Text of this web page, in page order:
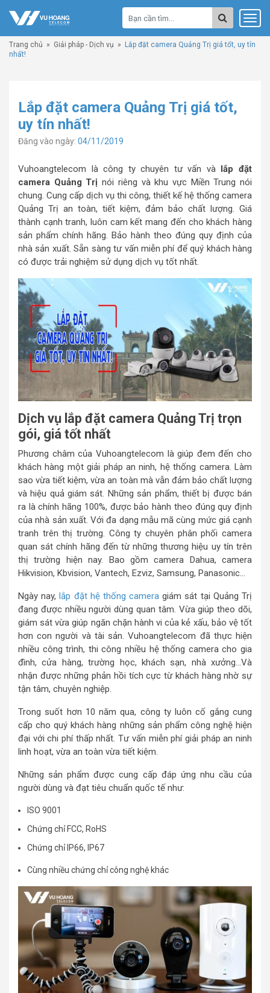
Trang chủ » Giải pháp - Dịch vụ »
Lắp đặt camera Quảng Trị giá tốt, uy tín
nhất!
Lắp đặt camera Quảng Trị giá tốt,
uy tín nhất!
Đăng vào ngày: 04/11/2019
Vuhoangtelecom là công ty chuyên tư vấn và lắp đặt
camera Quảng Trị nói riêng và khu vực Miền Trung nói
chung. Cung cấp dịch vụ thi công, thiết kế hệ thống camera
Quảng Trị an toàn, tiết kiệm, đảm bảo chất lượng. Giá
thành cạnh tranh, luôn cam kết mang đến cho khách hàng
sản phẩm chính hãng. Bảo hành theo đúng quy định của
nhà sản xuất. Sẵn sàng tư vấn miễn phí để quý khách hàng
có được trải nghiệm sử dụng dịch vụ tốt nhất.
Dịch vụ lắp đặt camera Quảng Trị trọn
gói, giá tốt nhất
Phương châm của Vuhoangtelecom là giúp đem đến cho
khách hàng một giải pháp an ninh, hệ thống camera. Làm
sao vừa tiết kiệm, vừa an toàn mà vẫn đảm bảo chất lượng
và hiệu quả giám sát. Những sản phẩm, thiết bị được bán
ra là chính hãng 100%, được bảo hành theo đúng quy định
của nhà sản xuất. Với đa dạng mẫu mã cùng mức giá cạnh
tranh trên thị trường. Công ty chuyên phân phối camera
quan sát chính hãng đến từ những thương hiệu uy tín trên
thị trường hiện nay. Bao gồm camera Dahua, camera
Hikvision, Kbvision, Vantech, Ezviz, Samsung, Panasonic…
Ngày nay, lắp đặt hệ thống camera giám sát tại Quảng Trị
đang được nhiều người dùng quan tâm. Vừa giúp theo dõi,
giám sát vừa giúp ngăn chặn hành vi của kẻ xấu, bảo vệ tốt
hơn con người và tài sản. Vuhoangtelecom đã thực hiện
nhiều công trình, thi công nhiều hệ thống camera cho gia
đình, cửa hàng, trường học, khách sạn, nhà xưởng…Và
nhận được những phản hồi tích cực từ khách hàng nhờ sự
tận tâm, chuyên nghiệp.
Trong suốt hơn 10 năm qua, công ty luôn cố gắng cung
cấp cho quý khách hàng những sản phẩm công nghệ hiện
đại với chi phí thấp nhất. Tư vấn miễn phí giải pháp an ninh
linh hoạt, vừa an toàn vừa tiết kiệm.
Những sản phẩm được cung cấp đáp ứng nhu cầu của
người dùng và đạt tiêu chuẩn quốc tế như:
ISO 9001
Chứng chỉ FCC, RoHS
Chứng chỉ IP66, IP67
Cùng nhiều chứng chỉ công nghệ khác